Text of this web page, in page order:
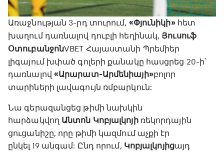
Առաջնության 3-րդ տուրում, «Փյունիկի»հետ
խաղում դառնալով դուբլի հեղինակ, Յուսուֆ
ՕտուբանջոնVBET Հայաստանի Պրեմիեր
լիգայում խփած գոլերի քանակը հասցրեց 20-ի՝
դառնալով «Արարատ-Արմենիայի»բոլոր
տարիների լավագույն ռմբարկուն:
Նա գերազանցեց թիմի նախկին
հարձակվող Անտոն Կոբյալկոյիռեկորդային
ցուցանիշը, որը թիմի կազմում աչքի էր
ընկել 19 անգամ: Ընդ որում, Կոբյալկոյիցայդ